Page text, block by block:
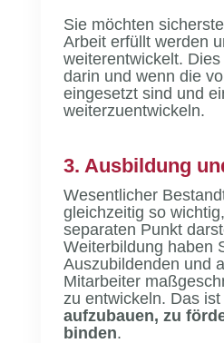
Sie möchten
Arbeit erfüllt werden
weiterentwickelt.
darin und wenn die
eingesetzt sind und
weiterzuentwickeln.
3. Ausbildung
Wesentlicher
gleichzeitig so
separaten Punkt
Weiterbildung haben
Auszubildenden und
Mitarbeiter
zu entwickeln. Das ist
aufzubauen, zu
binden.